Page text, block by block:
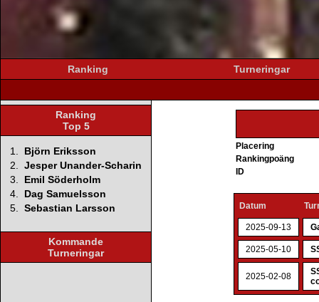
Ranking Turneringar
Ranking
Top 5
1.
Björn Eriksson
2. Jesper Unander-Scharin
3.
Emil Söderholm
4.
Dag Samuelsson
5. Sebastian Larsson
Kommande
Turneringar
Placering
Rankingpoäng
ID
Datum
2025-09-13
2025-05-10
2025-02-08